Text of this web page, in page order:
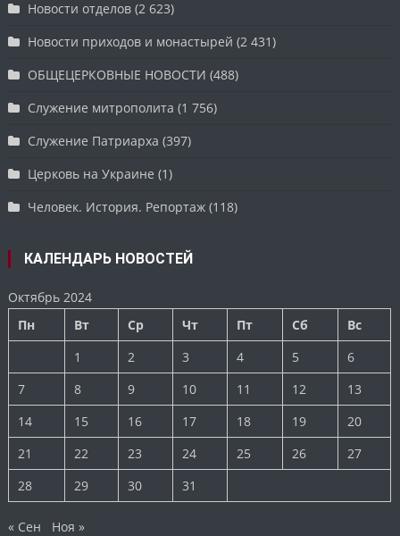
Новости отделов (2 623)
Новости приходов и монастырей (2 431)
ОБЩЕЦЕРКОВНЫЕ НОВОСТИ (488)
Служение митрополита (1 756)
Служение Патриарха (397)
Церковь на Украине (1)
Человек. История. Репортаж (118)
КАЛЕНДАРЬ НОВОСТЕЙ
Октябрь 2024
Пн
Вт Ср Чт Пт Сб
Вс
1
2 3 4 5
6
7
8 9 10 11 12
13
14
15 16 17 18 19
20
21
22 23 24 25 26
27
28
29 30 31
« Сен Ноя »